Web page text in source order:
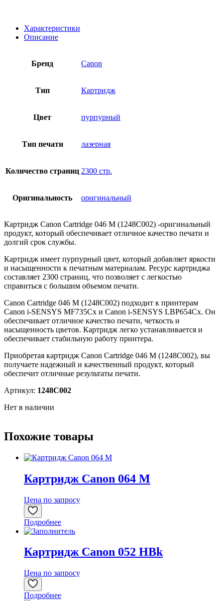
Характеристики
Описание
Бренд Canon
Тип Картридж
Цвет пурпурный
Тип печати лазерная
Количество страниц 2300 стр.
Оригинальность оригинальный
Картридж Canon Cartridge 046 M (1248C002) -оригинальный
продукт, который обеспечивает отличное качество печати и
долгий срок службы.
Картридж имеет пурпурный цвет, который добавляет яркости
и насыщенности к печатным материалам. Ресурс картриджа
составляет 2300 страниц, что позволяет с легкостью
справиться с большим объемом печати.
Canon Cartridge 046 M (1248C002) подходит к принтерам
Canon i-SENSYS MF735Cx и Canon i-SENSYS LBP654Cx. Он
обеспечивает отличное качество печати, четкость и
насыщенность цветов. Картридж легко устанавливается и
обеспечивает стабильную работу принтера.
Приобретая картридж Canon Cartridge 046 M (1248C002), вы
получаете надежный и качественный продукт, который
обеспечит отличные результаты печати.
Артикул: 1248C002
Нет в наличии
Похожие товары
Картридж Canon 064 M
Цена по запросу
Подробнее
Картридж Canon 052 HBk
Цена по запросу
Подробнее